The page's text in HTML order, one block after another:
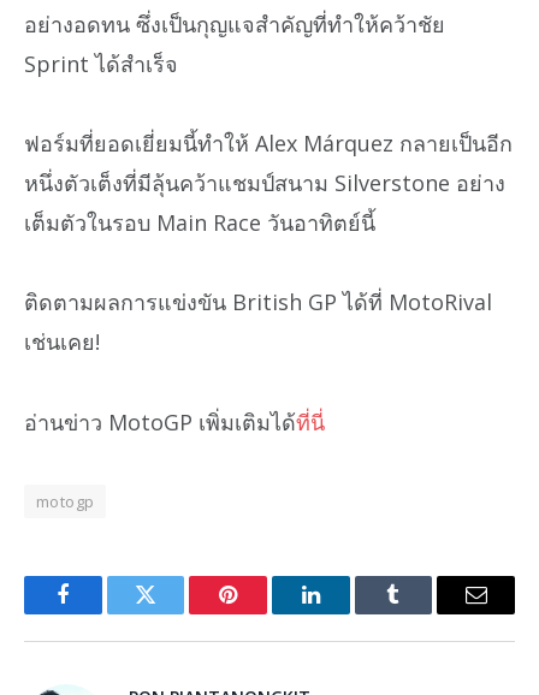
อย่างอดทน ซึ่งเป็นกุญแจสำคัญที่ทำให้คว้าชัย
Sprint ได้สำเร็จ
ฟอร์มที่ยอดเยี่ยมนี้ทำให้ Alex Márquez กลายเป็นอีก
หนึ่งตัวเต็งที่มีลุ้นคว้าแชมป์สนาม Silverstone อย่าง
เต็มตัวในรอบ Main Race วันอาทิตย์นี้
ติดตามผลการแข่งขัน British GP ได้ที่ MotoRival
เช่นเคย!
อ่านข่าว MotoGP เพิ่มเติมได้ที่นี่
motogp
FacebookTwitter Pinterest LinkedInTumblr Email